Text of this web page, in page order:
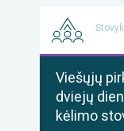
Viešųjų
dviejų
kėlimo